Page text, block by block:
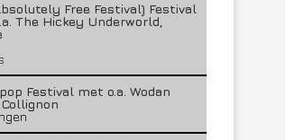
Free Festival) Festival
The Hickey Underworld,
Festival met o.a. Wodan